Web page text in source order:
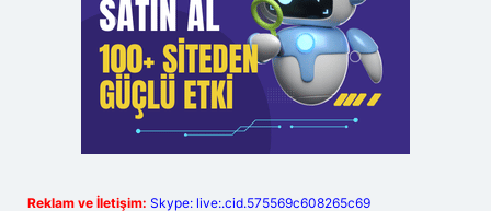
Reklam ve İletişim: Skype: live:.cid.575569c608265c69